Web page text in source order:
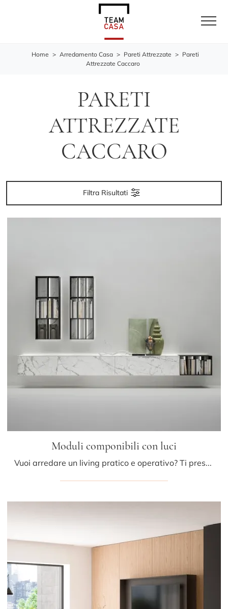
Home > Arredamento Casa > Pareti Attrezzate > Pareti
Attrezzate Caccaro
PARETI
ATTREZZATE
CACCARO
Filtra Risultati
Moduli componibili con luci
Vuoi arredare un living pratico e operativo? Ti presentiamo la parete attrezzata Moduli componibili con luci Caccaro dalle forme decise moderne.